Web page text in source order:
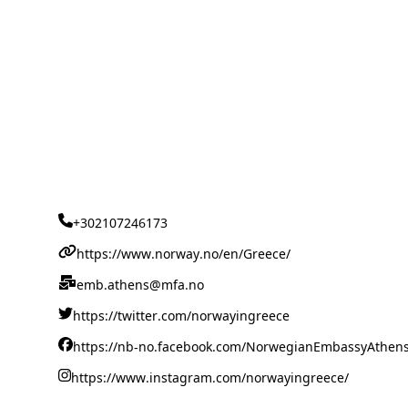
+302107246173
https://www.norway.no/en/Greece/
emb.athens@mfa.no
https://twitter.com/norwayingreece
https://nb-no.facebook.com/
https://www.instagram.com/norwayingreece/